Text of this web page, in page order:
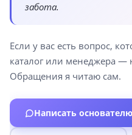
забота.
Если у вас есть вопрос,
каталог или менеджера
Обращения я читаю сам.
Написать основателю